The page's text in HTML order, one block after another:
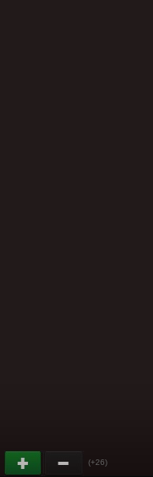
(+26)